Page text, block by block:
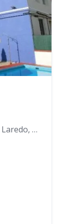
Avenida de Cantabria 27, 39770 Laredo, Cantabria, España